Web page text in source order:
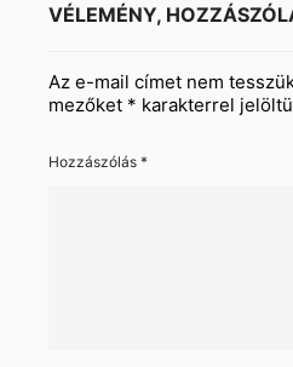
VÉLEMÉNY,
Az e-mail címet nem
mezőket * karakterrel
Hozzászólás *